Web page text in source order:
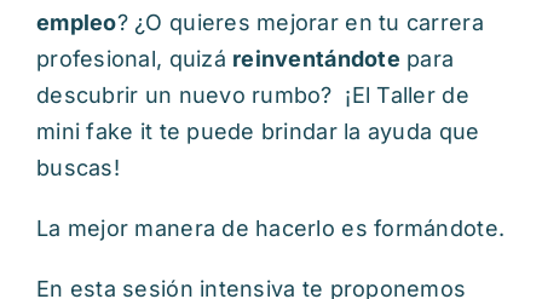
empleo? ¿O quieres mejorar en tu carrera
profesional, quizá reinventándote para
descubrir un nuevo rumbo? ¡El Taller de
mini fake it te puede brindar la ayuda que
buscas!
La mejor manera de hacerlo es formándote.
En esta sesión intensiva te proponemos